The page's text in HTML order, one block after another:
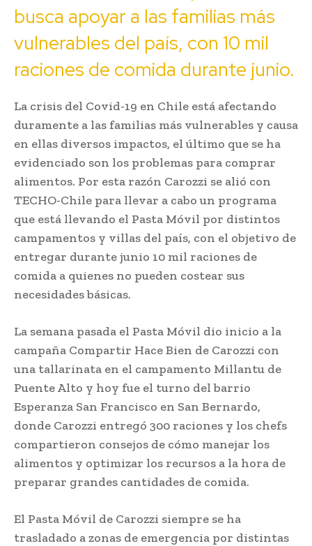
busca apoyar a las familias más
vulnerables del país, con 10 mil
raciones de comida durante junio.
La crisis del Covid-19 en Chile está afectando
duramente a las familias más vulnerables y causa
en ellas diversos impactos, el último que se ha
evidenciado son los problemas para comprar
alimentos. Por esta razón Carozzi se alió con
TECHO-Chile para llevar a cabo un programa
que está llevando el Pasta Móvil por distintos
campamentos y villas del país, con el objetivo de
entregar durante junio 10 mil raciones de
comida a quienes no pueden costear sus
necesidades básicas.
La semana pasada el Pasta Móvil dio inicio a la
campaña Compartir Hace Bien de Carozzi con
una tallarinata en el campamento Millantu de
Puente Alto y hoy fue el turno del barrio
Esperanza San Francisco en San Bernardo,
donde Carozzi entregó 300 raciones y los chefs
compartieron consejos de cómo manejar los
alimentos y optimizar los recursos a la hora de
preparar grandes cantidades de comida.
El Pasta Móvil de Carozzi siempre se ha
trasladado a zonas de emergencia por distintas